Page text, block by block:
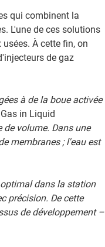
qui combinent la
L'une de ces solutions
À cette fin, on
de gaz
à de la boue activée
in Liquid
volume. Dans une
membranes ; l'eau est
dans la station
précision. De cette
de développement –